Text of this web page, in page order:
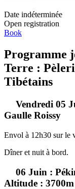
Date indéterminée
Open registration
Book
Programme
Terre :
Tibétains
Vendredi 05
Gaulle Roissy
Envol à 12h30 sur le
Dîner et nuit à bord.
06 Juin :
Altitude : 3700m